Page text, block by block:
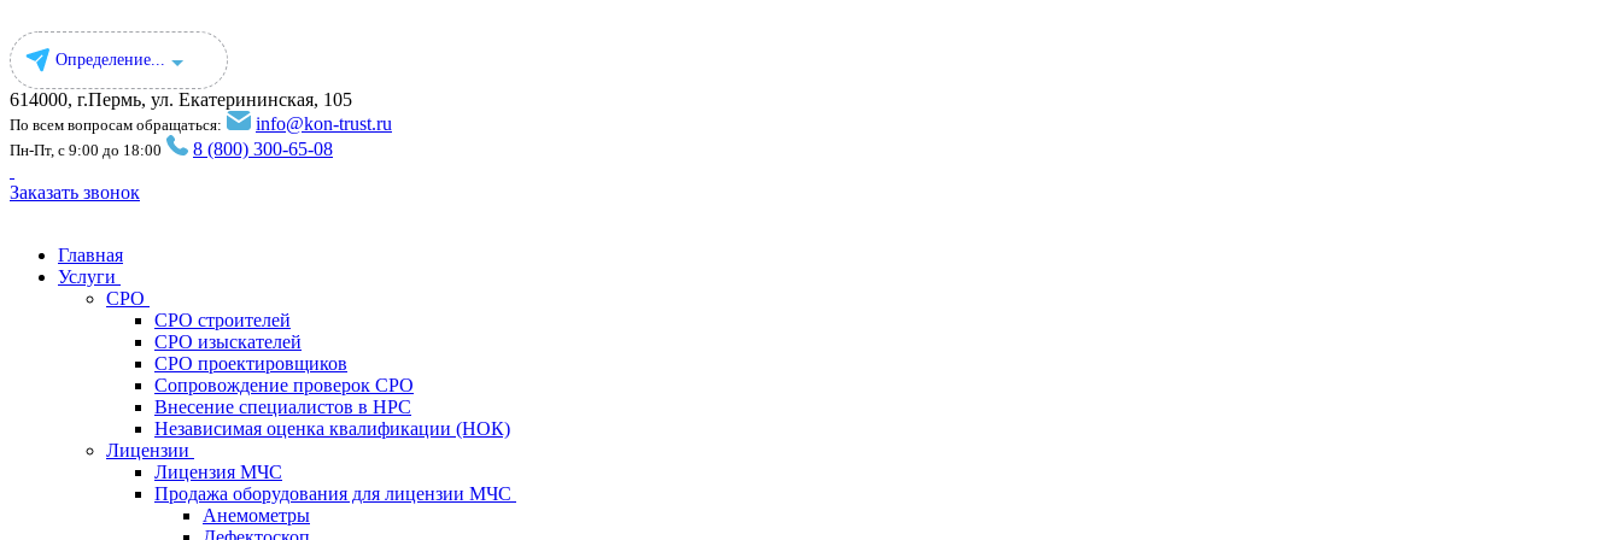
Определение...
614000, г.Пермь, ул. ​Екатерининская, 105
По всем вопросам обращаться: info@kon-trust.ru
Пн-Пт, с 9:00 до 18:00 8 (800) 300-65-08
Заказать звонок
Главная
Услуги
СРО
СРО строителей
СРО изыскателей
СРО проектировщиков
Сопровождение проверок СРО
Внесение специалистов в НРС
Независимая оценка квалификации (НОК)
Лицензии
Лицензия МЧС
Продажа оборудования для лицензии МЧС
Анемометры